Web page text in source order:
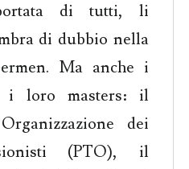
di tutti, li
di dubbio nella
Ma anche i
i loro masters: il
dei
(PTO), il